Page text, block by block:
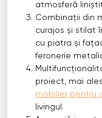
atmosferă
Combinații din
curajos și stilat
cu piatra și
feronerie
proiect, mai
mobilier pentru
livingul.